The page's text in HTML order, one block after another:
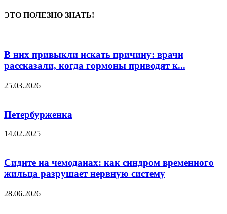
ЭТО ПОЛЕЗНО ЗНАТЬ!
В них привыкли искать причину: врачи
рассказали, когда гормоны приводят к...
25.03.2026
Петербурженка
14.02.2025
Сидите на чемоданах: как синдром временного
жильца разрушает нервную систему
28.06.2026